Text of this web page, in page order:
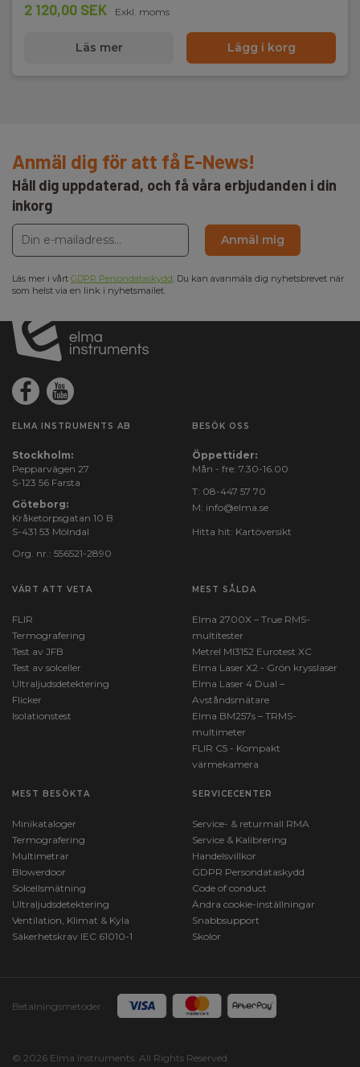
2 120,00 SEK Exkl. moms
Läs mer Lägg i korg
Anmäl dig för att få E-News!
Håll dig uppdaterad, och få våra erbjudanden i din
inkorg
Anmäl mig
Läs mer i vårt GDPR Persondataskydd. Du kan avanmäla dig nyhetsbrevet när
som helst via en link i nyhetsmailet.
ELMA INSTRUMENTS AB
Stockholm:
Pepparvägen 27
S-123 56 Farsta
Göteborg:
Kråketorpsgatan 10 B
S-431 53 Mölndal
Org. nr.: 556521-2890
BESÖK OSS
Öppettider:
Mån - fre: 7.30-16.00
T: 08-447 57 70
M: info@elma.se
Hitta hit: Kartöversikt
VÄRT ATT VETA
FLIR
Termografering
Test av JFB
Test av solceller
Ultraljudsdetektering
Flicker
Isolationstest
MEST SÅLDA
Elma 2700X – True RMS-
multitester
Metrel MI3152 Eurotest XC
Elma Laser X2 - Grön krysslaser
Elma Laser 4 Dual –
Avståndsmätare
Elma BM257s – TRMS-
multimeter
FLIR C5 - Kompakt
värmekamera
MEST BESÖKTA
Minikataloger
Termografering
Multimetrar
Blowerdoor
Solcellsmätning
Ultraljudsdetektering
Ventilation, Klimat & Kyla
Säkerhetskrav IEC 61010-1
SERVICECENTER
Service- & returmall RMA
Service & Kalibrering
Handelsvillkor
GDPR Persondataskydd
Code of conduct
Ändra cookie-inställningar
Snabbsupport
Skolor
Betalningsmetoder
© 2026 Elma Instruments. All Rights Reserved.